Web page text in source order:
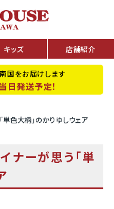
キッズ 店舗紹介
国をお届けします
当日発送予定！
色大柄」のかりゆしウェア
ナーが思う「単